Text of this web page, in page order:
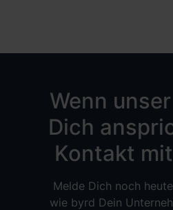
Wenn
Dich
Kontakt
Melde Dich noch
wie byrd Dein